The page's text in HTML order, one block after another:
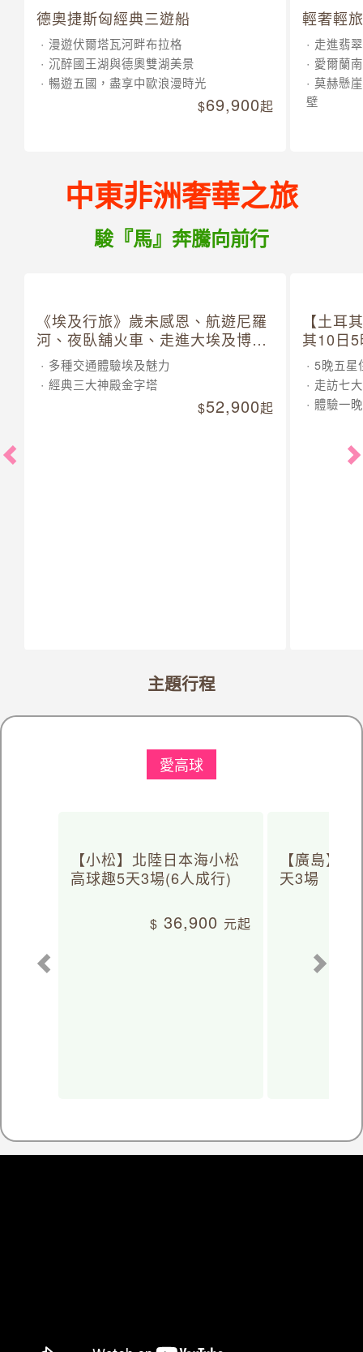
德奧捷斯匈經典三遊船
漫遊伏爾塔瓦河畔布拉格
沉醉國王湖與德奧雙湖美景
暢遊五國，盡享中歐浪漫時光
69,900起
輕奢輕
走進翡
愛爾蘭
莫赫懸
壁
中東非洲奢華之旅
駿『馬』奔騰向前行
《埃及行旅》歲未感恩、航遊尼羅
河、夜臥舖火車、走進大埃及博物
館 10 日
多種交通體驗埃及魅力
經典三大神殿金字塔
52,900起
【土耳
其10日
5晚五星
走訪七
體驗一
愛高球
主題行程
【小松】北陸日本海小松
高球趣5天3場(6人成行)
36,900
【廣島】
天3場